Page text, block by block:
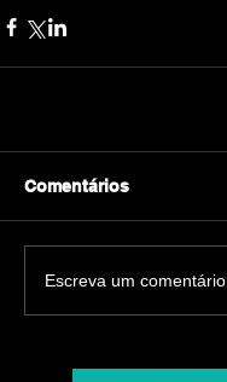
Comentários
Escreva um comentário